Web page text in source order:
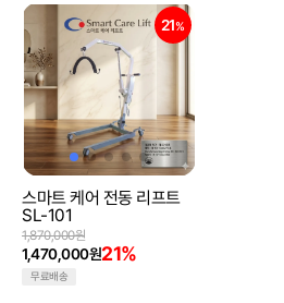
21%
스마트 케어 전동 리프트
SL-101
1,470,000원21%
1,870,000원
무료배송